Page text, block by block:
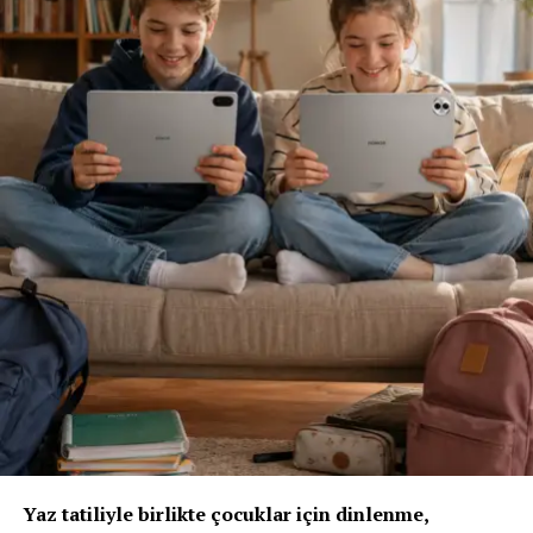
Sigortacılığı sezonluk indirim odaklı yapıdan
uzaklaştırmak gerektiğini ifade edenÖlken,sözlerine
şöyle devam etti: “Toplam maliyetleri düşüren,
verimliliği artıran ve müşterilerimize daha erişilebilir
çözümler sunan bir sektör yapısına ihtiyacımız var. Bu
yüzden sektör olarak fabrika ayarlarımıza dönmeliyiz.
Bizim fabrika ayarlarımız; müşteriyi anlamakla başlar,
riski doğru değerlendirmekle, acenteyi güçlendirmekle
ve sürdürülebilir fiyatlama disipliniyle şekillenir. AXA
Türkiye olarak Empati Güvencesi yaklaşımımızı önleyici
sigortacılık anlayışıyla birleştiriyor, Adaptif Sigortacılık
2030 vizyonumuzla geleceğe hazırlanıyoruz. Çünkü
gelecekte değer yaratacak olan, yalnızca gerçekleşen
kayıpları karşılayan değil; hayatı koruyan, riskleri
öngören ve dayanıklılığı artıran sigortacılık modelidir.”
“Yapay Zeka ve Veri, Yeni Dönemin Belirleyicileri
Yaz tatiliyle birlikte çocuklar için dinlenme,